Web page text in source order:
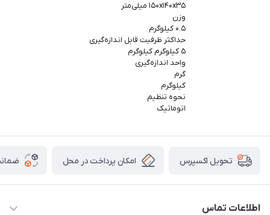
۱۵۰x۱۴۰x۳۵ میلی‌متر
وزن
۰.۵ کیلوگرم
حداکثر ظرفیت قابل اندازه‌گیری
۵ کیلوگرم کیلوگرم
واحد اندازه‌گیری
گرم
کیلوگرم
نحوه تنظیم
اتوماتیک
تحویل اکسپرس امکان پرداخت در محل
اطلاعات تماس